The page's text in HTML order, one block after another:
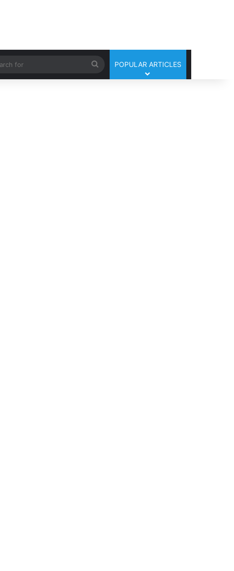
Search
for
POPULAR ARTICLES